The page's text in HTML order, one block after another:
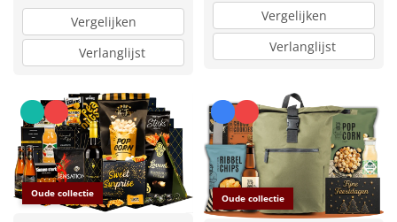
Vergelijken
Verlanglijst
Vergelijken
Verlanglijst
Oude collectie Oude collectie